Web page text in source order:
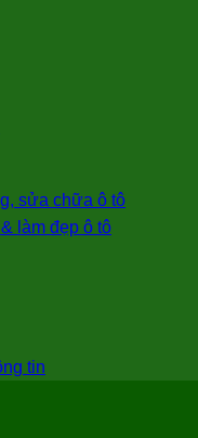
sửa chữa ô tô
làm đẹp ô tô
tin